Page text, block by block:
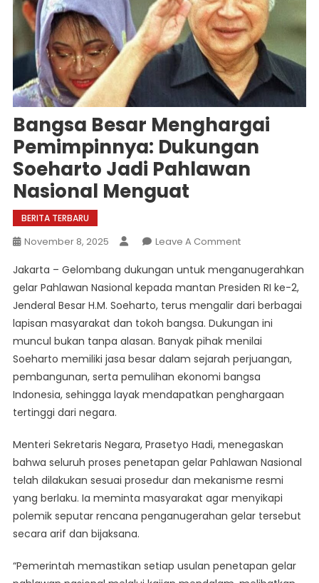
Bangsa Besar Menghargai
Pemimpinnya: Dukungan
Soeharto Jadi Pahlawan
Nasional Menguat
BERITA TERBARU
November 8, 2025 Leave A CommentOn
Besar
Menghargai
Pemimpinnya:
Dukungan
Soeharto
Jadi
Pahlawan
Nasional
Menguat
Jakarta – Gelombang dukungan untuk menganugerahkan
gelar Pahlawan Nasional kepada mantan Presiden RI ke-2,
Jenderal Besar H.M. Soeharto, terus mengalir dari berbagai
lapisan masyarakat dan tokoh bangsa. Dukungan ini
muncul bukan tanpa alasan. Banyak pihak menilai
Soeharto memiliki jasa besar dalam sejarah perjuangan,
pembangunan, serta pemulihan ekonomi bangsa
Indonesia, sehingga layak mendapatkan penghargaan
tertinggi dari negara.
Menteri Sekretaris Negara, Prasetyo Hadi, menegaskan
bahwa seluruh proses penetapan gelar Pahlawan Nasional
telah dilakukan sesuai prosedur dan mekanisme resmi
yang berlaku. Ia meminta masyarakat agar menyikapi
polemik seputar rencana penganugerahan gelar tersebut
secara arif dan bijaksana.
“Pemerintah memastikan setiap usulan penetapan gelar